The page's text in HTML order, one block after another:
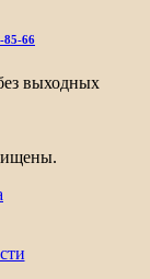
85-66
выходных